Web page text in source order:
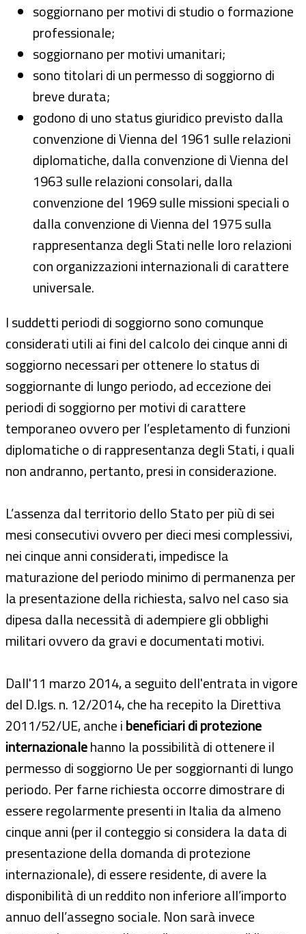
soggiornano per motivi di studio o formazione
professionale;
soggiornano per motivi umanitari;
sono titolari di un permesso di soggiorno di
breve durata;
godono di uno status giuridico previsto dalla
convenzione di Vienna del 1961 sulle relazioni
diplomatiche, dalla convenzione di Vienna del
1963 sulle relazioni consolari, dalla
convenzione del 1969 sulle missioni speciali o
dalla convenzione di Vienna del 1975 sulla
rappresentanza degli Stati nelle loro relazioni
con organizzazioni internazionali di carattere
universale.
I suddetti periodi di soggiorno sono comunque
considerati utili ai fini del calcolo dei cinque anni di
soggiorno necessari per ottenere lo status di
soggiornante di lungo periodo, ad eccezione dei
periodi di soggiorno per motivi di carattere
temporaneo ovvero per l’espletamento di funzioni
diplomatiche o di rappresentanza degli Stati, i quali
non andranno, pertanto, presi in considerazione.
L’assenza dal territorio dello Stato per più di sei
mesi consecutivi ovvero per dieci mesi complessivi,
nei cinque anni considerati, impedisce la
maturazione del periodo minimo di permanenza per
la presentazione della richiesta, salvo nel caso sia
dipesa dalla necessità di adempiere gli obblighi
militari ovvero da gravi e documentati motivi.
Dall'11 marzo 2014, a seguito dell'entrata in vigore
del D.lgs. n. 12/2014, che ha recepito la Direttiva
2011/52/UE, anche ibeneficiari di protezione
internazionalehanno la possibilità di ottenere il
permesso di soggiorno Ue per soggiornanti di lungo
periodo. Per farne richiesta occorre dimostrare di
essere regolarmente presenti in Italia da almeno
cinque anni (per il conteggio si considera la data di
presentazione della domanda di protezione
internazionale), di essere residente, di avere la
disponibilità di un reddito non inferiore all’importo
annuo dell’assegno sociale. Non sarà invece